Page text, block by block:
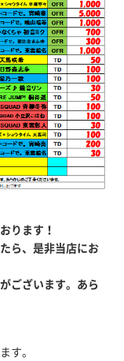
ります！
ら、是非当店にお
ございます。あら
す。